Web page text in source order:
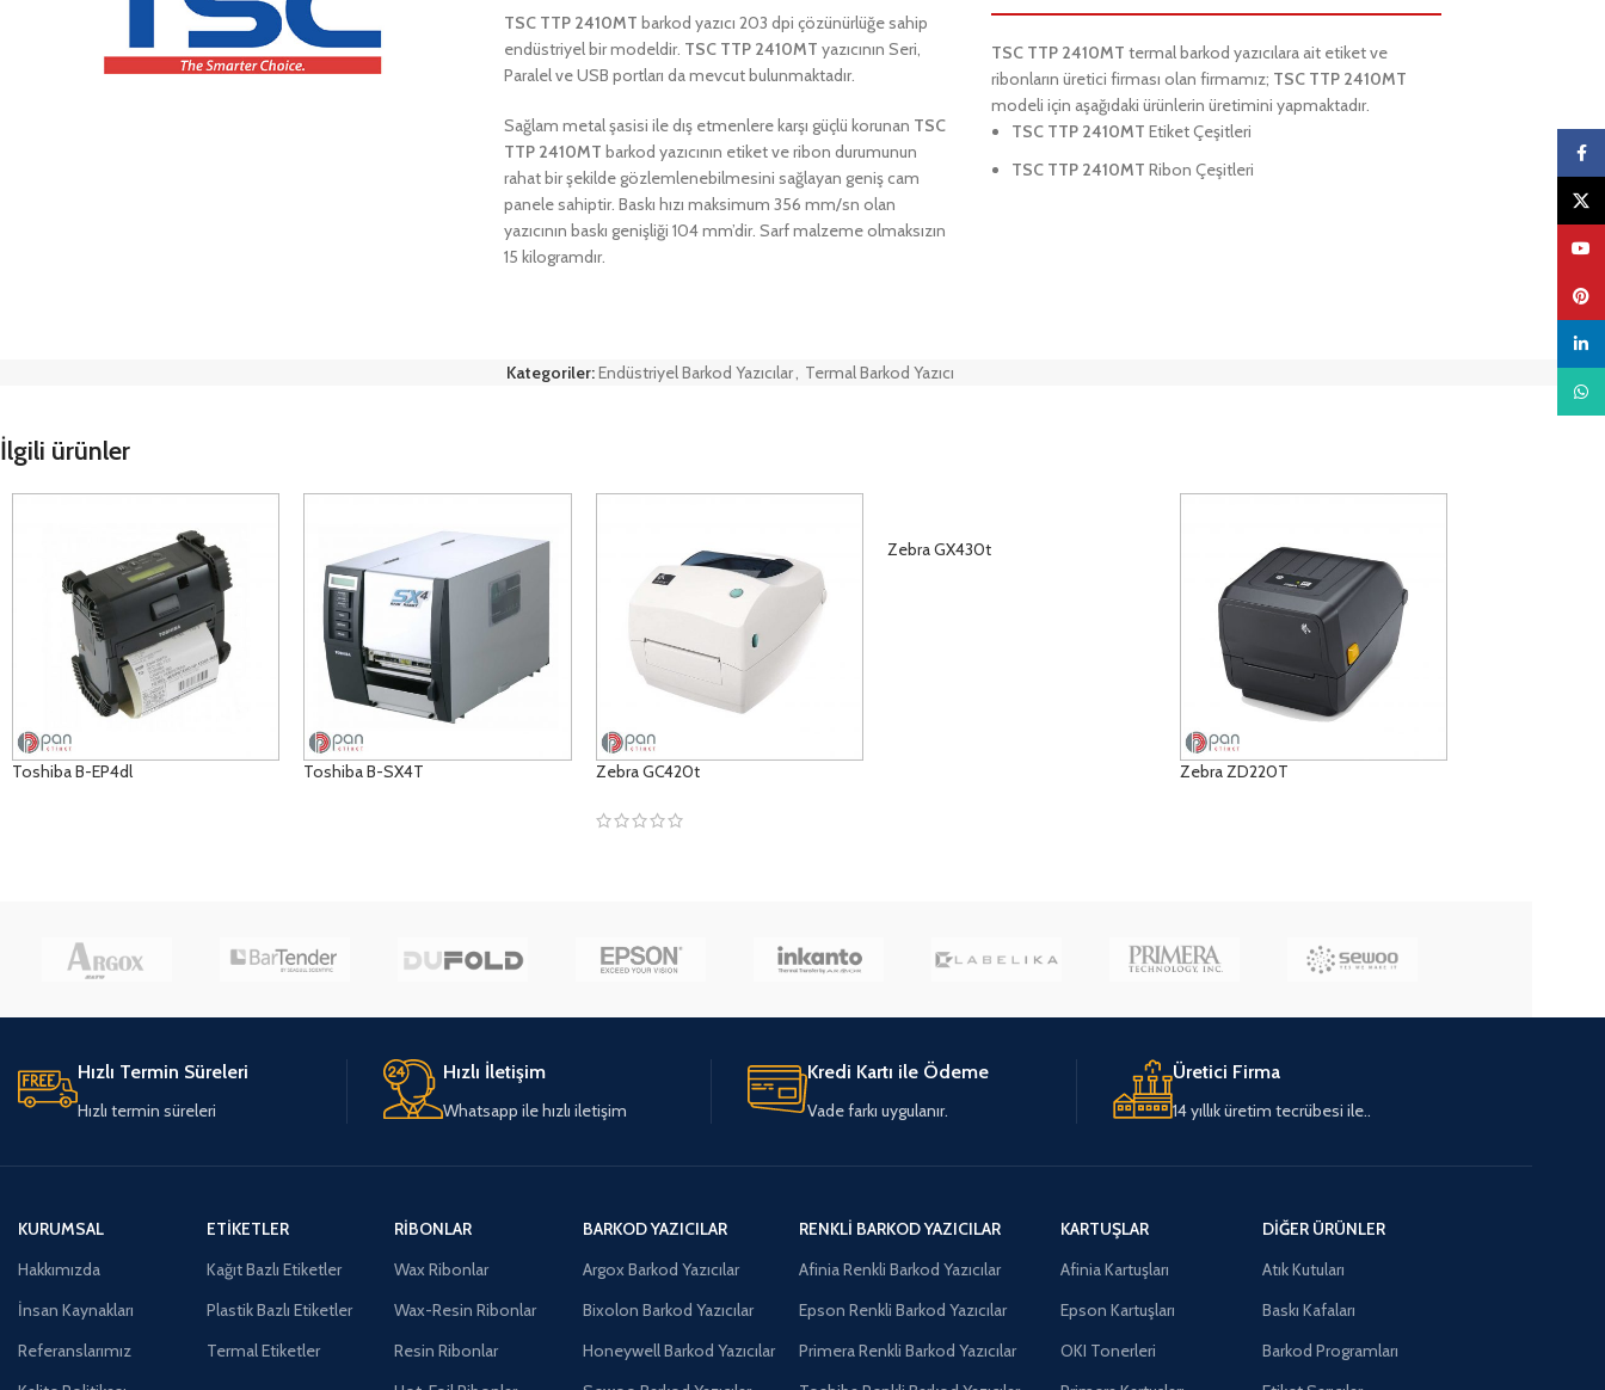
TSC TTP 2410MT barkod yazıcı 203 dpi çözünürlüğe sahip
endüstriyel bir modeldir. TSC TTP 2410MTyazıcının Seri,
Paralel ve USB portları da mevcut bulunmaktadır.
Sağlam metal şasisi iledış etmenlere karşı güçlü korunan TSC
TTP 2410MT barkod yazıcının etiket ve ribon durumunun
rahat bir şekilde gözlemlenebilmesini sağlayan geniş cam
panele sahiptir. Baskı hızı maksimum 356 mm/sn olan
yazıcının baskı genişliği 104 mm’dir. Sarf malzeme olmaksızın
15 kilogramdır.
TSC TTP 2410MT termal barkod yazıcılara ait etiket ve
ribonların üretici firması olan firmamız; TSC TTP 2410MT
modeli için aşağıdaki ürünlerin üretimini yapmaktadır.
TSC TTP 2410MT Etiket Çeşitleri
TSC TTP 2410MT Ribon Çeşitleri
Kategoriler:Endüstriyel Barkod Yazıcılar, Termal Barkod Yazıcı
İlgili ürünler
Toshiba B-EP4dl Toshiba B-SX4T Zebra GC420t
Zebra GX430t
Zebra ZD220T
Hızlı Termin Süreleri
Hızlı termin süreleri
Hızlı İletişim
Whatsapp ile hızlı iletişim
Kredi Kartı ile Ödeme
Vade farkı uygulanır.
Üretici Firma
14 yıllık üretim tecrübesi ile..
KURUMSAL
Hakkımızda
İnsan Kaynakları
Referanslarımız
ETIKETLER
Kağıt Bazlı Etiketler
Plastik Bazlı Etiketler
Termal Etiketler
RIBONLAR
Wax Ribonlar
Wax-Resin Ribonlar
Resin Ribonlar
BARKOD YAZICILAR
Argox Barkod Yazıcılar
Bixolon Barkod Yazıcılar
Honeywell Barkod Yazıcılar
RENKLI BARKOD YAZICILAR
Afinia Renkli Barkod Yazıcılar
Epson Renkli Barkod Yazıcılar
Primera Renkli Barkod Yazıcılar
KARTUŞLAR
Afinia Kartuşları
Epson Kartuşları
OKI Tonerleri
DIĞER ÜRÜNLER
Atık Kutuları
Baskı Kafaları
Barkod Programları